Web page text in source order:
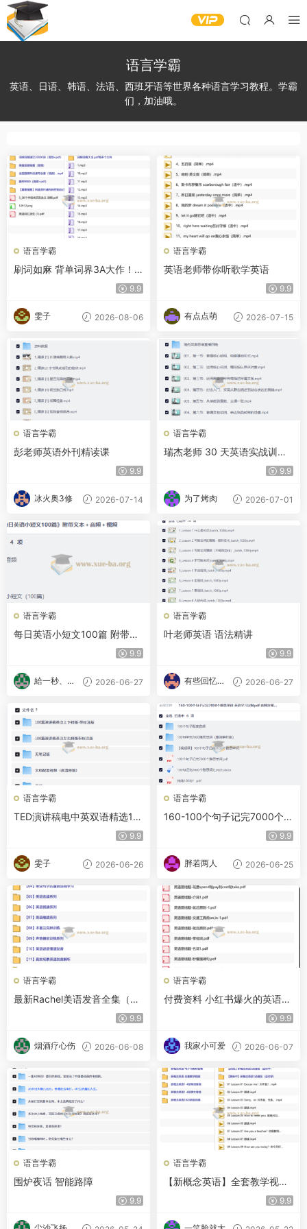
语言学霸
英语、日语、韩语、法语、西班牙语等世界各种语言学习教程。学霸
们，加油哦。
语言学霸
刷词如麻 背单词界3A大作！
不靠死记硬背，用词根逻辑批
9.9
雯子 2026-08-06
语言学霸
英语老师带你听歌学英语
9.9
有点点萌 2026-07-15
语言学霸
彭老师英语外刊精读课
9.9
冰火奥3修 2026-07-14
语言学霸
瑞杰老师 30 天英语实战训练
9.9
为了烤肉 2026-07-01
语言学霸
每日英语小短文100篇 附带文
9.9
給一秒、心
2026-06-27
语言学霸
叶老师英语 语法精讲
9.9
有些回忆忘
2026-06-27
语言学霸
TED演讲稿电中英双语精选10
9.9
雯子 2026-06-26
语言学霸
160-100个句子记完7000个雅
思单词 英语学习定制pdf 音频
9.9
胖若两人 2026-06-25
语言学霸
最新Rachel美语发音全集（带
9.9
烟酒疗心伤 2026-06-08
语言学霸
付费资料 小红书爆火的英语易
9.9
我家小可爱 2026-06-07
语言学霸
围炉夜话 智能路障
9.9
语言学霸
【新概念英语】全套教学视频
9.9